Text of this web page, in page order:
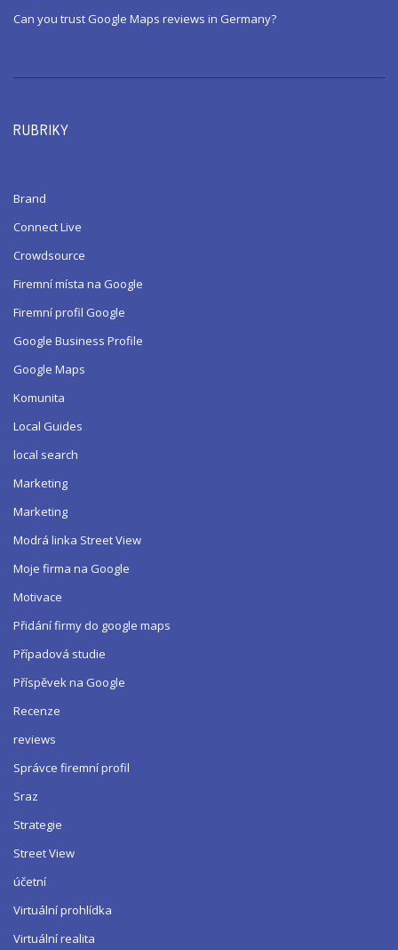
Can you trust Google Maps reviews in Germany?
RUBRIKY
Brand
Connect Live
Crowdsource
Firemní místa na Google
Firemní profil Google
Google Business Profile
Google Maps
Komunita
Local Guides
local search
Marketing
Marketing
Modrá linka Street View
Moje firma na Google
Motivace
Přidání firmy do google maps
Případová studie
Příspěvek na Google
Recenze
reviews
Správce firemní profil
Sraz
Strategie
Street View
účetní
Virtuální prohlídka
Virtuální realita